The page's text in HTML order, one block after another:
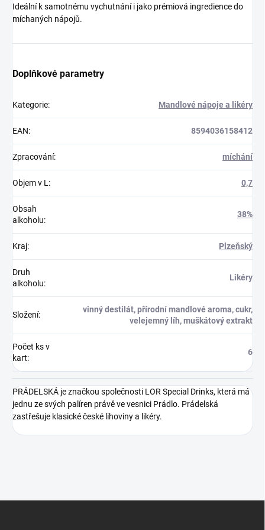
Ideální k samotnému vychutnání i jako prémiová ingredience do
míchaných nápojů.
Doplňkové parametry
Kategorie: Mandlové nápoje a likéry
EAN: 8594036158412
Zpracování: míchání
Objem v L : 0,7
Obsah
alkoholu:
38%
Kraj: Plzeňský
Druh
alkoholu:
Likéry
Složení:
vinný destilát, přírodní mandlové aroma, cukr,
velejemný líh, muškátový extrakt
Počet ks v
kart:
6
PRÁDELSKÁ je značkou společnosti LOR Special Drinks, která má
jednu ze svých palíren právě ve vesnici Prádlo. Prádelská
zastřešuje klasické české lihoviny a likéry.